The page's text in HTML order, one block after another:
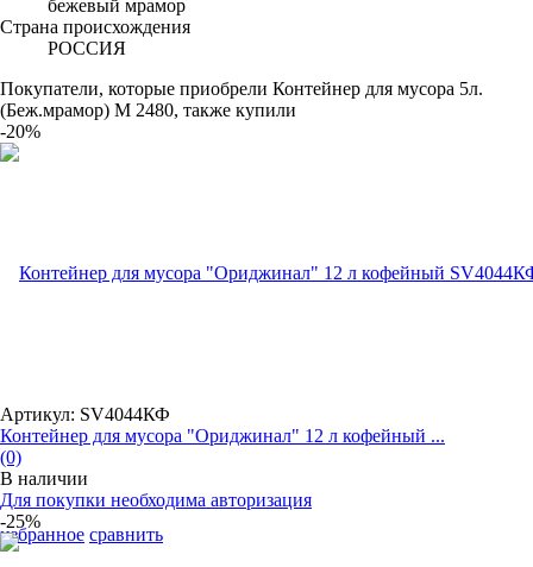
бежевый мрамор
Страна происхождения
РОССИЯ
Покупатели, которые приобрели Контейнер для мусора 5л.
(Беж.мрамор) М 2480, также купили
-20%
избранное сравнить
Артикул: SV4044КФ
Контейнер для мусора "Ориджинал" 12 л кофейный ...
(0)
В наличии
Для покупки необходима авторизация
-25%